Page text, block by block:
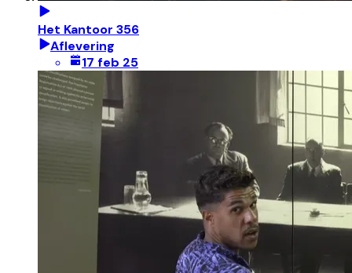
Het Kantoor 356
Aflevering
17 feb 25